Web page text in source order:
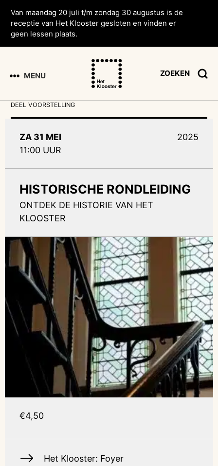
Van maandag 20 juli t/m zondag 30 augustus is de
receptie van Het Klooster gesloten en vinden er
geen lessen plaats.
MENU ZOEKEN
DEEL VOORSTELLING
ZA 31 MEI
11:00 UUR
2025
HISTORISCHE RONDLEIDING
ONTDEK DE HISTORIE VAN HET
KLOOSTER
€4,50
Het Klooster: Foyer